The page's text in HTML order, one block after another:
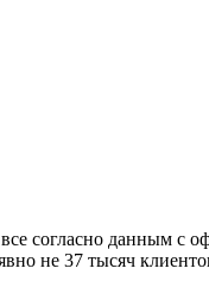
согласно данным с
не 37 тысяч